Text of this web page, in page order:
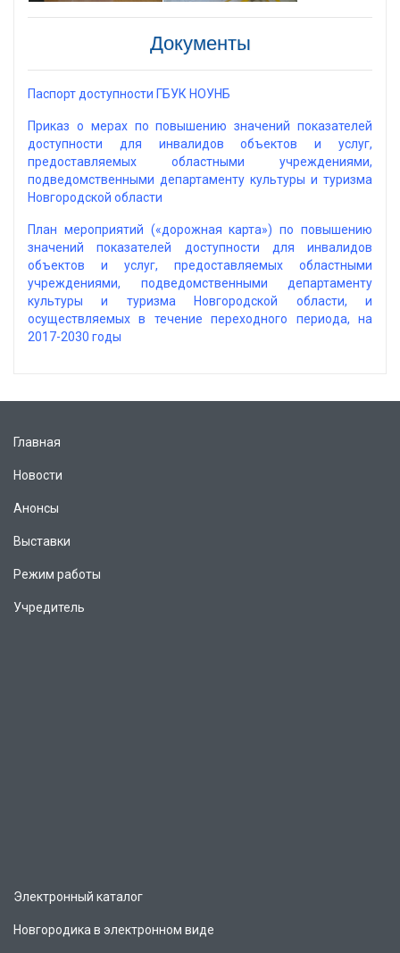
Документы
Паспорт доступности ГБУК НОУНБ
Приказ о мерах по повышению значений показателей
доступности для инвалидов объектов и услуг,
предоставляемых областными учреждениями,
подведомственными департаменту культуры и туризма
Новгородской области
План мероприятий («дорожная карта») по повышению
значений показателей доступности для инвалидов
объектов и услуг, предоставляемых областными
учреждениями, подведомственными департаменту
культуры и туризма Новгородской области, и
осуществляемых в течение переходного периода, на
2017-2030 годы
Главная
Новости
Анонсы
Выставки
Режим работы
Учредитель
Электронный каталог
Новгородика в электронном виде